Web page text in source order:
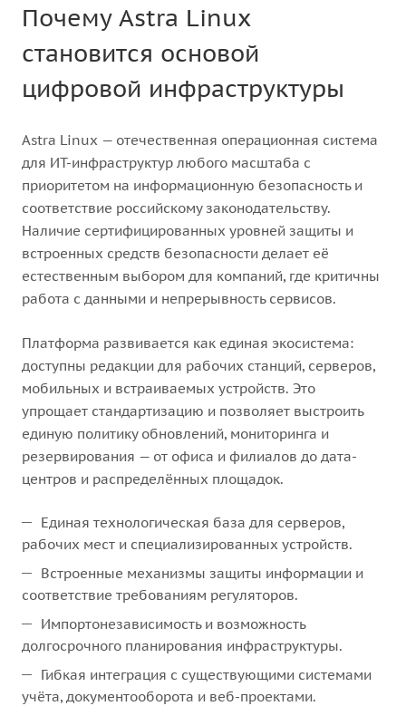
Почему Astra Linux
становится основой
цифровой инфраструктуры
Astra Linux — отечественная операционная система
для ИТ-инфраструктур любого масштаба с
приоритетом на информационную безопасность и
соответствие российскому законодательству.
Наличие сертифицированных уровней защиты и
встроенных средств безопасности делает её
естественным выбором для компаний, где критичны
работа с данными и непрерывность сервисов.
Платформа развивается как единая экосистема:
доступны редакции для рабочих станций, серверов,
мобильных и встраиваемых устройств. Это
упрощает стандартизацию и позволяет выстроить
единую политику обновлений, мониторинга и
резервирования — от офиса и филиалов до дата-
центров и распределённых площадок.
Единая технологическая база для серверов,
рабочих мест и специализированных устройств.
Встроенные механизмы защиты информации и
соответствие требованиям регуляторов.
Импортонезависимость и возможность
долгосрочного планирования инфраструктуры.
Гибкая интеграция с существующими системами
учёта, документооборота и веб-проектами.